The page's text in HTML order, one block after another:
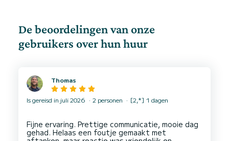
De beoordelingen van onze
gebruikers over hun huur
Thomas
Is gereisd in juli 2026 2 personen [2,*] 1 dagen
Fijne ervaring. Prettige communicatie, mooie dag
gehad. Helaas een foutje gemaakt met